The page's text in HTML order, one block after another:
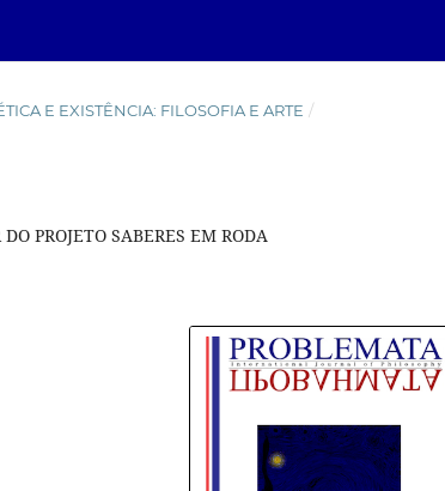
E EXISTÊNCIA: FILOSOFIA E ARTE /
PROJETO SABERES EM RODA